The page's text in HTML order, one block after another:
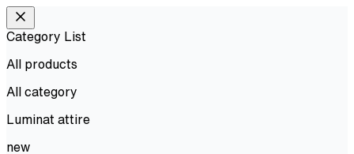
Category List
All products
All category
Luminat attire
new